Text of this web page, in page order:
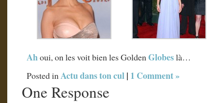
Ahoui, on les voit bien les GoldenGlobeslà…
Posted inActu dans ton cul| 1 Comment »
One Response